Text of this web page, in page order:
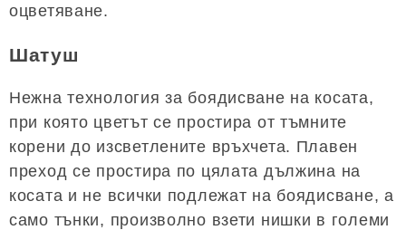
оцветяване.
Шатуш
Нежна технология за боядисване на косата,
при която цветът се простира от тъмните
корени до изсветлените връхчета. Плавен
преход се простира по цялата дължина на
косата и не всички подлежат на боядисване, а
само тънки, произволно взети нишки в големи